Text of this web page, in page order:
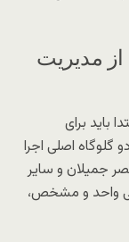
مدیریت
باید برای
گلوگاه اصلی اجرا
جمیلان و سایر
واحد و مشخص،